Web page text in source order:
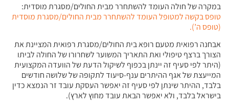
במקרה של חולה העומד להשתחרר מבית החולים/מסגרת מוסדית:
טופס בקשה למטופל העומד להשתחרר מבית החולים/מסגרת מוסדית
(טופס ה’).
אבחנה רפואית מטעם רופא בית החולים/מסגרת רפואית המציינת את
הצורך ברצף טיפולי ואת התאריך המשוער לשחרורו של החולה לביתו
(היתר לפי סעיף זה יינתן בכפוף לשיקול הדעת של הוועדה המקצועית
המייעצת של אגף ההיתרים ענף-סיעוד לתקופה של שלושה חודשים
בלבד, ההיתר שינתן לפי סעיף זה יאפשר העסקת עובד זר הנמצא כדין
בישראל בלבד, ולא יאפשר הבאת עובד מחוץ לארץ).